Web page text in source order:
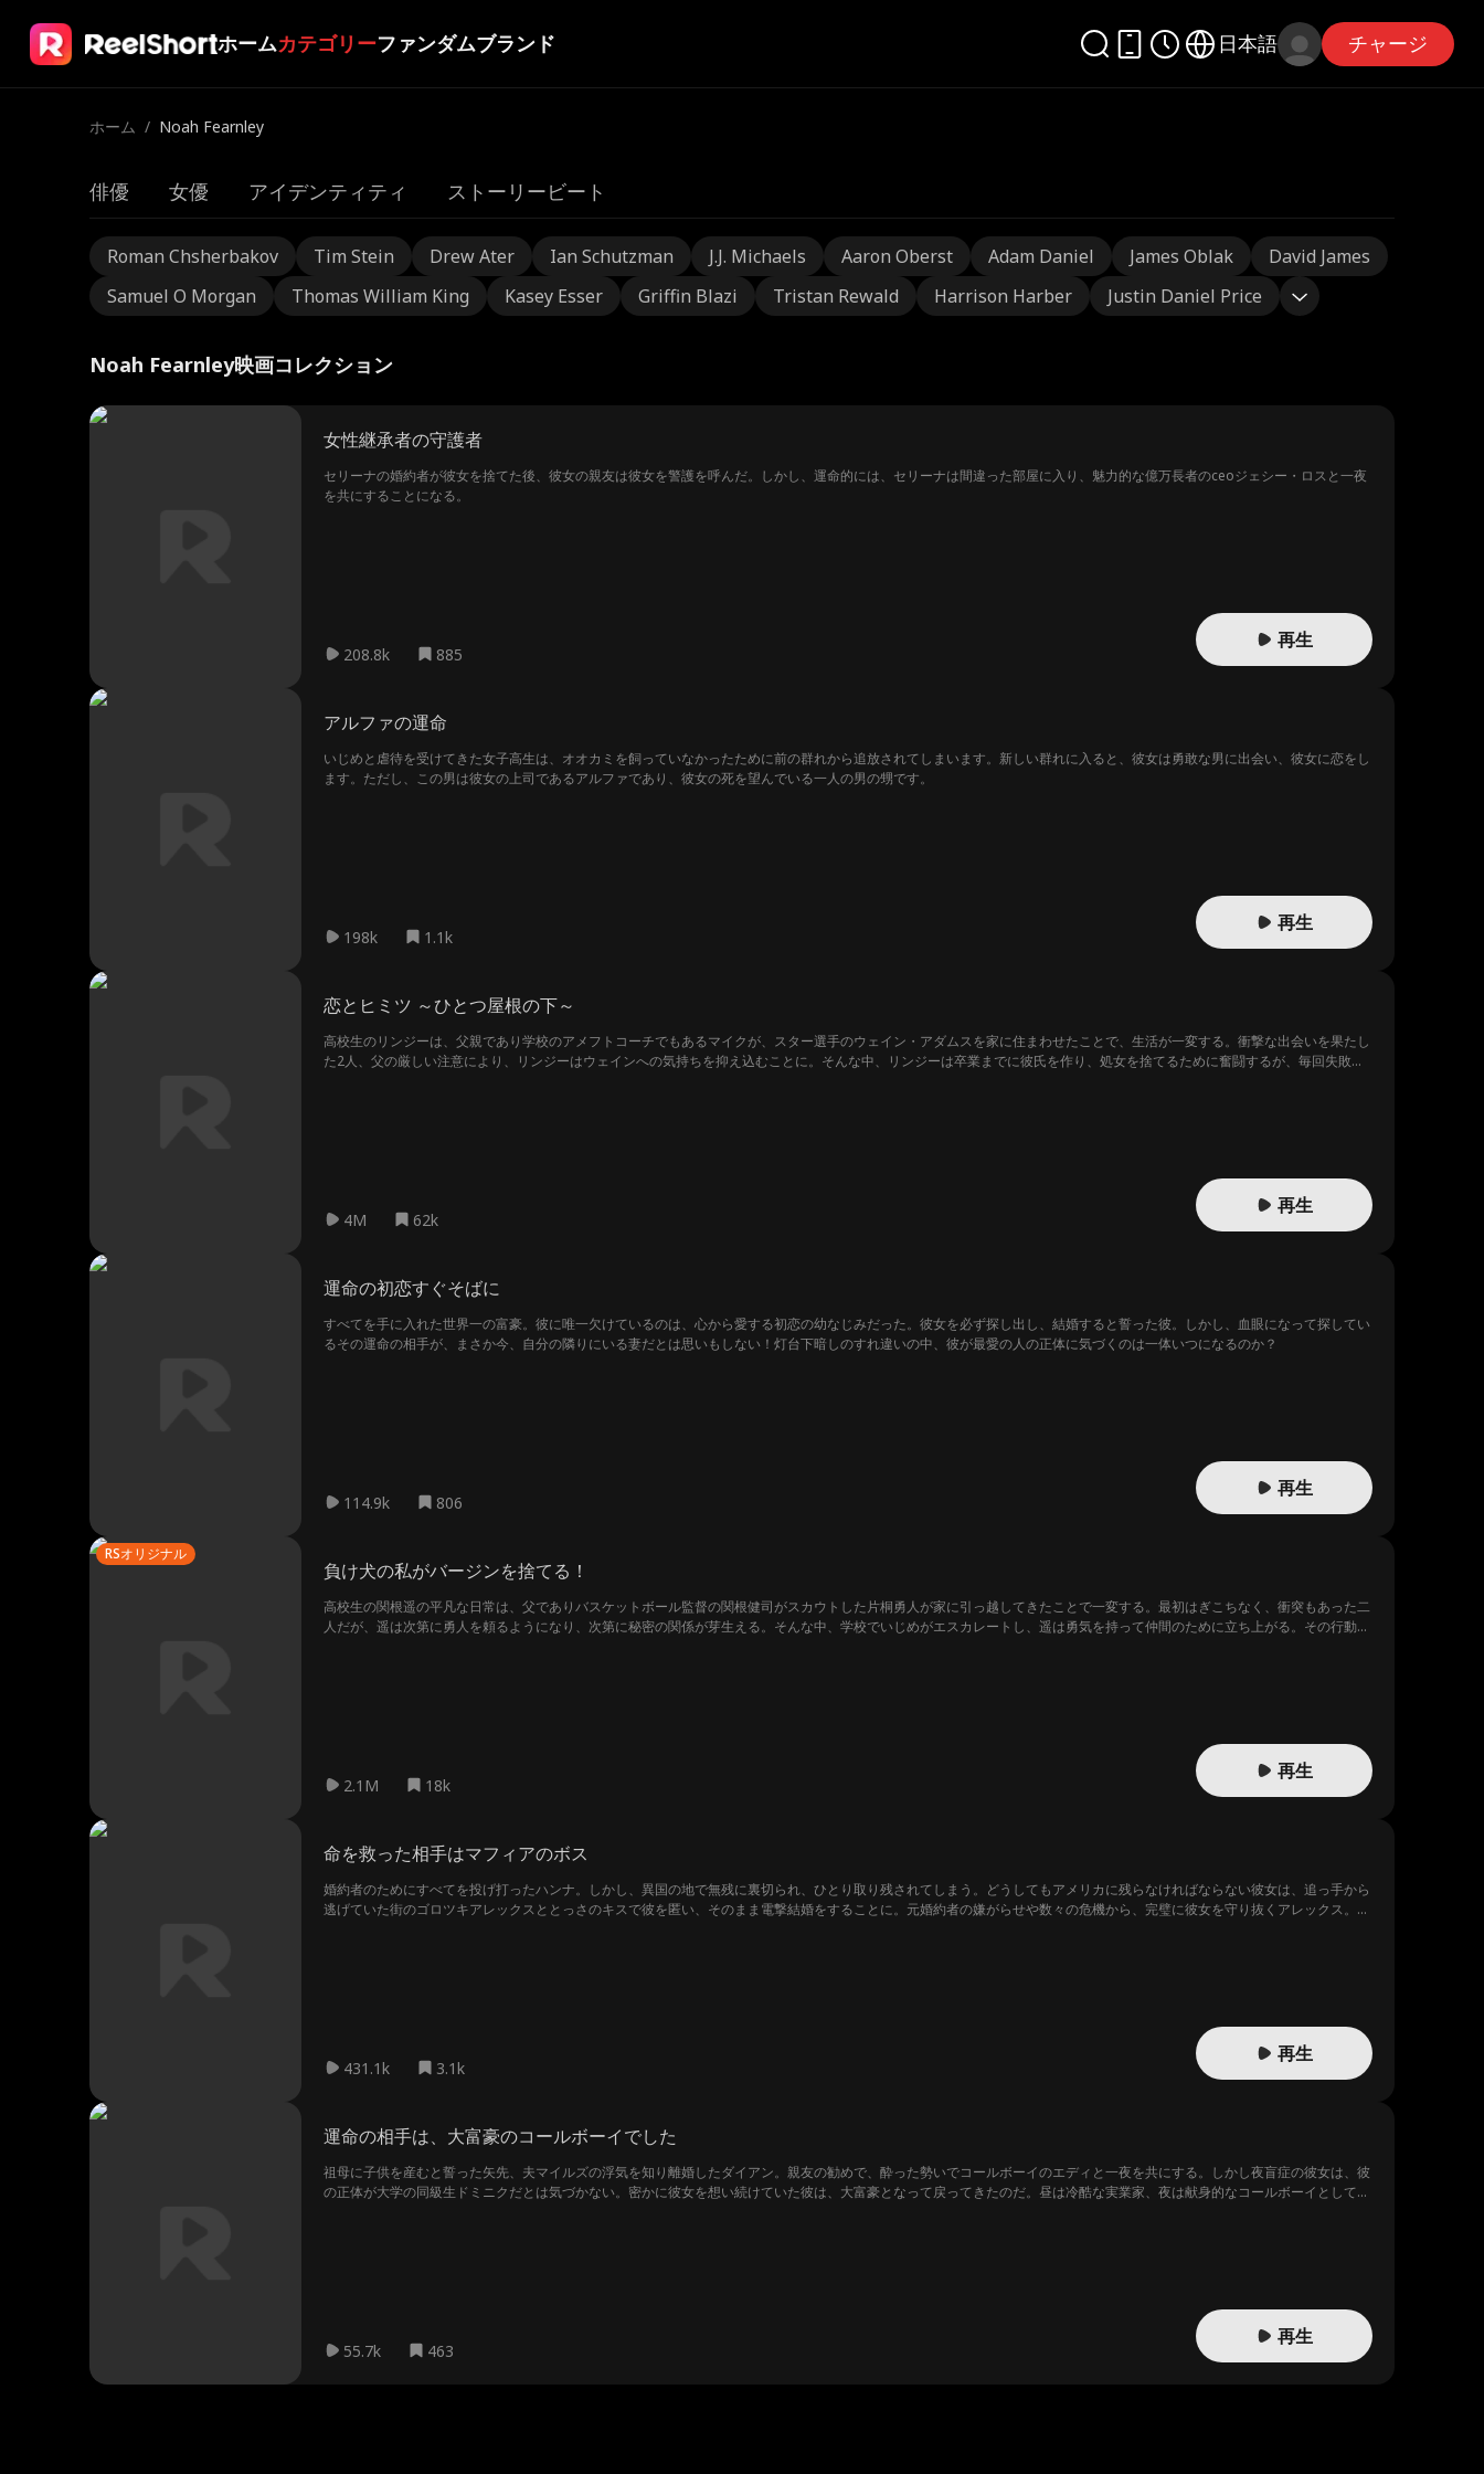
ホームカテゴリーファンダムブランド 日本語 チャージ
ホーム / Noah Fearnley
俳優 女優 アイデンティティ ストーリービート
Roman Chsherbakov Tim Stein Drew Ater Ian Schutzman J.J. Michaels Aaron Oberst Adam Daniel James Oblak
David James
Samuel O Morgan
Thomas William King Kasey Esser Griffin Blazi Tristan Rewald Harrison Harber Justin Daniel Price
Noah Fearnley映画コレクション
女性継承者の守護者
セリーナの婚約者が彼女を捨てた後、彼女の親友は彼女を警護を呼んだ。しかし、運命的には、セリーナは間違った部屋に入り、魅力的な億万長者のceoジェシー・ロスと一夜
を共にすることになる。
208.8k 885
再生
アルファの運命
いじめと虐待を受けてきた女子高生は、オオカミを飼っていなかったために前の群れから追放されてしまいます。新しい群れに入ると、彼女は勇敢な男に出会い、彼女に恋をし
ます。ただし、この男は彼女の上司であるアルファであり、彼女の死を望んでいる一人の男の甥です。
198k 1.1k
再生
恋とヒミツ ～ひとつ屋根の下～
高校生のリンジーは、父親であり学校のアメフトコーチでもあるマイクが、スター選手のウェイン・アダムスを家に住まわせたことで、生活が一変する。衝撃な出会いを果たし
た2人、父の厳しい注意により、リンジーはウェインへの気持ちを抑え込むことに。そんな中、リンジーは卒業までに彼氏を作り、処女を捨てるために奮闘するが、毎回失敗ば
4M 62k
再生
運命の初恋すぐそばに
すべてを手に入れた世界一の富豪。彼に唯一欠けているのは、心から愛する初恋の幼なじみだった。彼女を必ず探し出し、結婚すると誓った彼。しかし、血眼になって探してい
るその運命の相手が、まさか今、自分の隣りにいる妻だとは思いもしない！灯台下暗しのすれ違いの中、彼が最愛の人の正体に気づくのは一体いつになるのか？
114.9k 806
再生
RSオリジナル
負け犬の私がバージンを捨てる！
高校生の関根遥の平凡な日常は、父でありバスケットボール監督の関根健司がスカウトした片桐勇人が家に引っ越してきたことで一変する。最初はぎこちなく、衝突もあった二
人だが、遥は次第に勇人を頼るようになり、次第に秘密の関係が芽生える。そんな中、学校でいじめがエスカレートし、遥は勇気を持って仲間のために立ち上がる。その行動は
2.1M 18k
再生
命を救った相手はマフィアのボス
婚約者のためにすべてを投げ打ったハンナ。しかし、異国の地で無残に裏切られ、ひとり取り残されてしまう。どうしてもアメリカに残らなければならない彼女は、追っ手から
逃げていた街のゴロツキアレックスととっさのキスで彼を匿い、そのまま電撃結婚をすることに。元婚約者の嫌がらせや数々の危機から、完璧に彼女を守り抜くアレックス。激
431.1k 3.1k
再生
運命の相手は、大富豪のコールボーイでした
祖母に子供を産むと誓った矢先、夫マイルズの浮気を知り離婚したダイアン。親友の勧めで、酔った勢いでコールボーイのエディと一夜を共にする。しかし夜盲症の彼女は、彼
の正体が大学の同級生ドミニクだとは気づかない。密かに彼女を想い続けていた彼は、大富豪となって戻ってきたのだ。昼は冷酷な実業家、夜は献身的なコールボーイとして、
55.7k 463
再生